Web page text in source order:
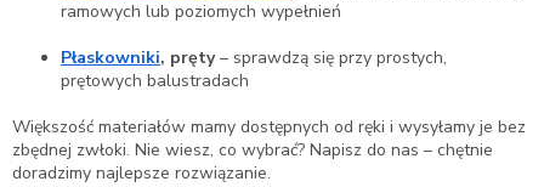
ramowych lub poziomych wypełnień
Płaskowniki, pręty– sprawdzą się przy prostych,
prętowych balustradach
Większość materiałów mamy dostępnych od ręki i wysyłamy je bez
zbędnej zwłoki. Nie wiesz, co wybrać? Napisz do nas – chętnie
doradzimy najlepsze rozwiązanie.